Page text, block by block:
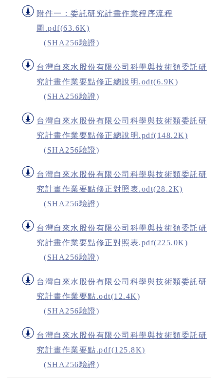
附件一：委託研究計畫作業程序流程
圖.pdf(63.6K)
(SHA256驗證)
台灣自來水股份有限公司科學與技術類委託研
究計畫作業要點修正總說明.odt(6.9K)
(SHA256驗證)
台灣自來水股份有限公司科學與技術類委託研
究計畫作業要點修正總說明.pdf(148.2K)
(SHA256驗證)
台灣自來水股份有限公司科學與技術類委託研
究計畫作業要點修正對照表.odt(28.2K)
(SHA256驗證)
台灣自來水股份有限公司科學與技術類委託研
究計畫作業要點修正對照表.pdf(225.0K)
(SHA256驗證)
台灣自來水股份有限公司科學與技術類委託研
究計畫作業要點.odt(12.4K)
(SHA256驗證)
台灣自來水股份有限公司科學與技術類委託研
究計畫作業要點.pdf(125.8K)
(SHA256驗證)